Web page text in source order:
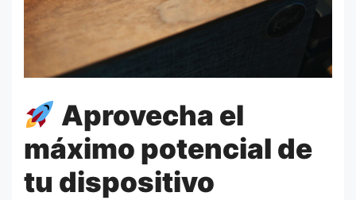
Aprovecha el
máximo potencial de
tu dispositivo